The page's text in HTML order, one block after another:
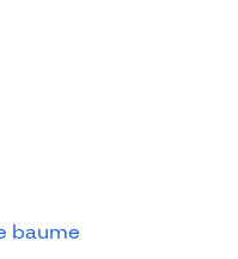
baume